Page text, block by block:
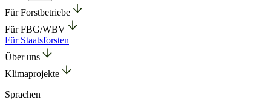
Für Forstbetriebe
Für FBG/WBV
Für Staatsforsten
Über uns
Klimaprojekte
Sprachen